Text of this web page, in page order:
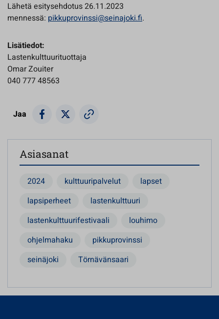
Lähetä esitysehdotus 26.11.2023
mennessä: pikkuprovinssi@seinajoki.fi.
Lisätiedot:
Lastenkulttuurituottaja
Omar Zouiter
040 777 48563
Jaa
Asiasanat
2024 kulttuuripalvelut
lapset
lapsiperheet
lastenkulttuuri
lastenkulttuurifestivaali
louhimo
ohjelmahaku
pikkuprovinssi
seinäjoki
Törnävänsaari